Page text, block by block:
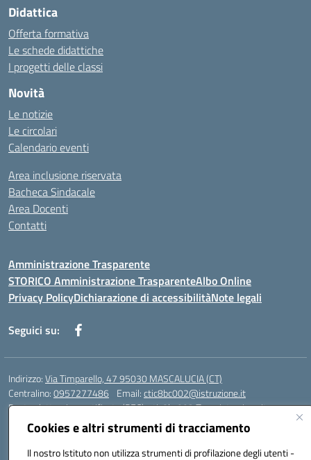
Cookies e altri strumenti di tracciamento
Il nostro Istituto non utilizza strumenti di profilazione degli utenti -
Didattica
Offerta formativa
Le schede didattiche
I progetti delle classi
Novità
Le notizie
Le circolari
Calendario eventi
Area inclusione riservata
Bacheca Sindacale
Area Docenti
Contatti
Amministrazione Trasparente
STORICO Amministrazione TrasparenteAlbo Online
Privacy PolicyDichiarazione di accessibilitàNote legali
Seguici su:
Indirizzo:Via Timparello, 47 95030 MASCALUCIA (CT)
Centralino:0957277486 Email:ctic8bc002@istruzione.it
Posta elettronica certificata (PEC):ctic8bc002@pec.istruzione.it
Codice fiscale: 93238350875
Codice meccanografico:
ctic8bc002